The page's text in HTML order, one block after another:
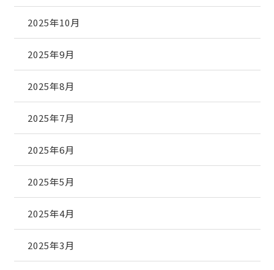
2025年10月
2025年9月
2025年8月
2025年7月
2025年6月
2025年5月
2025年4月
2025年3月